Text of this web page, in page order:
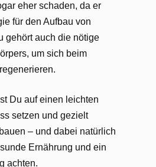
eher schaden, da er
für den Aufbau von
gehört auch die nötige
um sich beim
Du auf einen leichten
setzen und gezielt
– und dabei natürlich
Ernährung und ein
achten.